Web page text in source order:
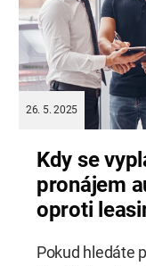
26. 5. 2025
Kdy se
pronájem
oproti
Pokud hledáte